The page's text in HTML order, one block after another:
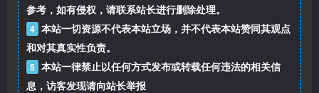
参考，如有侵权，请联系站长进行删除处理。
4 本站一切资源不代表本站立场，并不代表本站赞同其观点
和对其真实性负责。
5 本站一律禁止以任何方式发布或转载任何违法的相关信
息，访客发现请向站长举报